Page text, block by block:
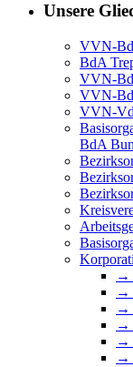
Unsere
VVN-
BdA
VVN-
VVN-
VVN-
BdA
→
→
→
→
→
→